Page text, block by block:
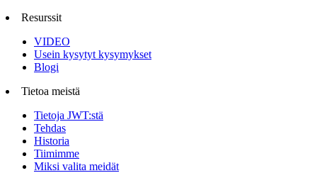
Resurssit
VIDEO
Usein kysytyt kysymykset
Blogi
Tietoa meistä
Tietoja JWT:stä
Tehdas
Historia
Tiimimme
Miksi valita meidät